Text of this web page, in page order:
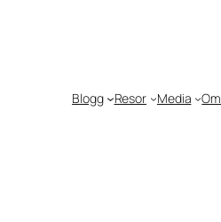
Blogg Resor Media Om